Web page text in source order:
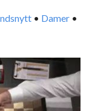
• Damer •